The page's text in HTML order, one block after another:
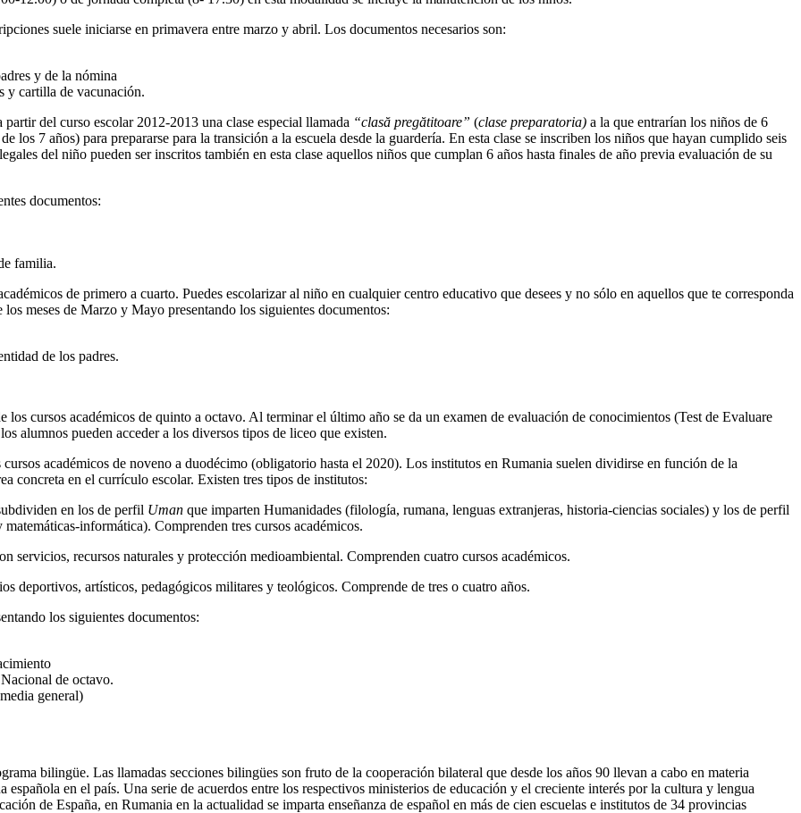
suele iniciarse en primavera entre marzo y abril. Los documentos necesarios son:
y de la nómina
y cartilla de vacunación.
del curso escolar 2012-2013 una clase especial llamada “clasă pregătitoare” (clase preparatoria) a la que entrarían los niños de 6
los 7 años) para prepararse para la transición a la escuela desde la guardería. En esta clase se inscriben los niños que hayan cumplido seis
del niño pueden ser inscritos también en esta clase aquellos niños que cumplan 6 años hasta finales de año previa evaluación de su
documentos:
familia.
de primero a cuarto. Puedes escolarizar al niño en cualquier centro educativo que desees y no sólo en aquellos que te corresponda
meses de Marzo y Mayo presentando los siguientes documentos:
de los padres.
los cursos académicos de quinto a octavo. Al terminar el último año se da un examen de evaluación de conocimientos (Test de Evaluare
alumnos pueden acceder a los diversos tipos de liceo que existen.
académicos de noveno a duodécimo (obligatorio hasta el 2020). Los institutos en Rumania suelen dividirse en función de la
concreta en el currículo escolar. Existen tres tipos de institutos:
en los de perfil Uman que imparten Humanidades (filología, rumana, lenguas extranjeras, historia-ciencias sociales) y los de perfil
informática). Comprenden tres cursos académicos.
servicios, recursos naturales y protección medioambiental. Comprenden cuatro cursos académicos.
deportivos, artísticos, pedagógicos militares y teológicos. Comprende de tres o cuatro años.
los siguientes documentos:
de octavo.
general)
bilingüe. Las llamadas secciones bilingües son fruto de la cooperación bilateral que desde los años 90 llevan a cabo en materia
en el país. Una serie de acuerdos entre los respectivos ministerios de educación y el creciente interés por la cultura y lengua
de España, en Rumania en la actualidad se imparta enseñanza de español en más de cien escuelas e institutos de 34 provincias